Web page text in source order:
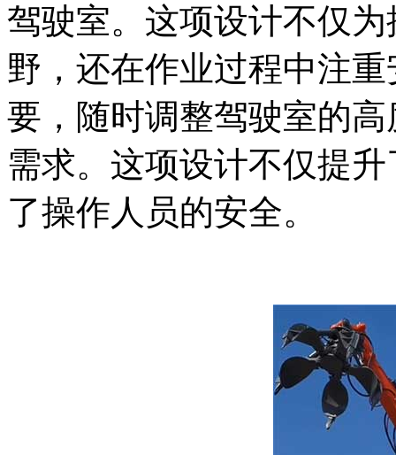
驾驶室。这项设计不仅
野，还在作业过程中注
要，随时调整驾驶室的
需求。这项设计不仅提
了操作人员的安全。